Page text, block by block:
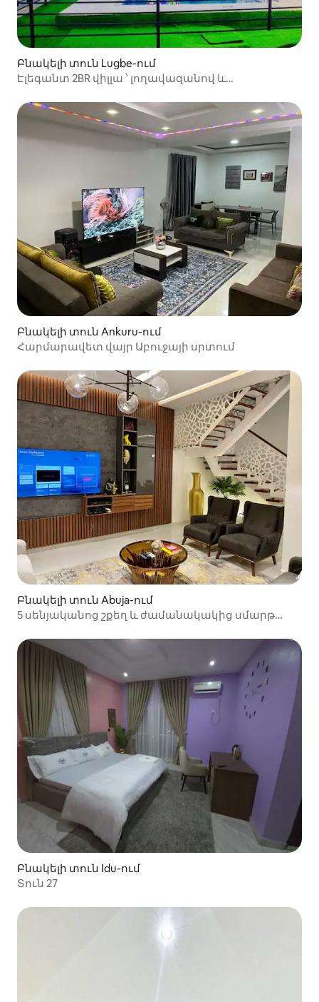
Բնակելի տուն Lugbe-ում
Էլեգանտ 2BR վիլլա ՝ լողավազանով և
Բնակելի տուն Ankuru-ում
Հարմարավետ վայր Աբուջայի սրտում
Բնակելի տուն Abuja-ում
5 սենյականոց շքեղ և ժամանակակից սմարթ
Բնակելի տուն Idu-ում
Տուն 27